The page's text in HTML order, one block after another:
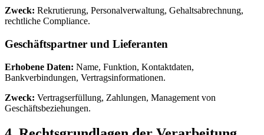
Zweck: Rekrutierung, Personalverwaltung, Gehaltsabrechnung,
rechtliche Compliance.
Geschäftspartner und Lieferanten
Erhobene Daten: Name, Funktion, Kontaktdaten,
Bankverbindungen, Vertragsinformationen.
Zweck: Vertragserfüllung, Zahlungen, Management von
Geschäftsbeziehungen.